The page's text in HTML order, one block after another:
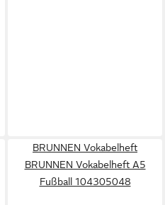
BRUNNEN Vokabelheft
BRUNNEN Vokabelheft A5
Fußball 104305048